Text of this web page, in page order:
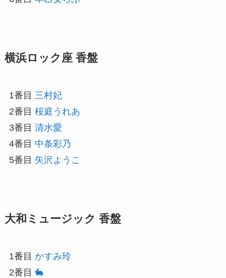
横浜ロック座 香盤
1番目 三村妃
2番目 桜庭うれあ
3番目 清水愛
4番目 中条彩乃
5番目 矢沢ようこ
大和ミュージック 香盤
1番目 かすみ玲
2番目 🐇